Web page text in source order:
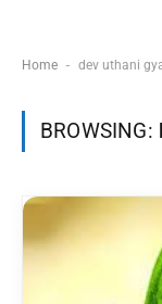
Home - dev uthani
BROWSING: